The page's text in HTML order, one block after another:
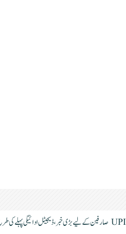
UPI صارفین کے لیے بڑی خبر، ڈیجیٹل ادائیگی پہلے کی طرح مفت رہے گی